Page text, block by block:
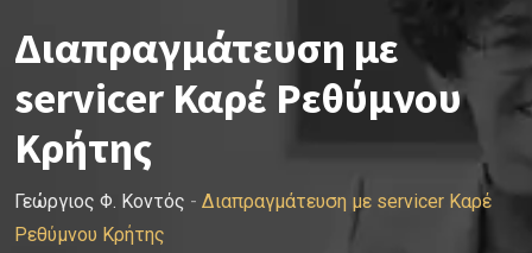
Διαπραγμάτευση με
servicer Καρέ Ρεθύμνου
Κρήτης
Γεώργιος Φ. Κοντός - Διαπραγμάτευση με servicer Καρέ
Ρεθύμνου Κρήτης